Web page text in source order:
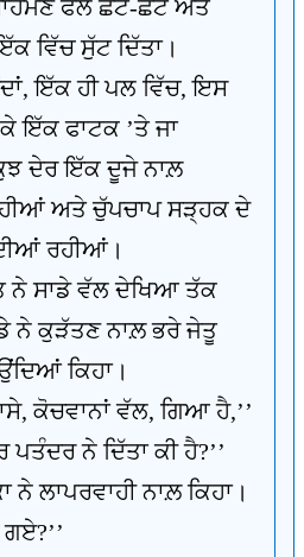
ਫੈਲੇ ਛੋਟੇ-ਛੋਟੇ ਅਤੇ
ਵਿੱਚ ਸੁੱਟ ਦਿੱਤਾ।
ਇੱਕ ਹੀ ਪਲ ਵਿੱਚ, ਇਸ
ਇੱਕ ਫਾਟਕ ’ਤੇ ਜਾ
ਦੇਰ ਇੱਕ ਦੂਜੇ ਨਾਲ਼
ਅਤੇ ਚੁੱਪਚਾਪ ਸੜ੍ਹਕ ਦੇ
ਰਹੀਆਂ।
ਨੇ ਸਾਡੇ ਵੱਲ ਦੇਖਿਆ ਤੱਕ
ਨੇ ਕੁੜੱਤਣ ਨਾਲ਼ ਭਰੇ ਜੇਤੂ
ਕਿਹਾ।
ਕੋਚਵਾਨਾਂ ਵੱਲ, ਗਿਆ ਹੈ,’’
ਨੇ ਦਿੱਤਾ ਕੀ ਹੈ?’’
ਨੇ ਲਾਪਰਵਾਹੀ ਨਾਲ਼ ਕਿਹਾ।